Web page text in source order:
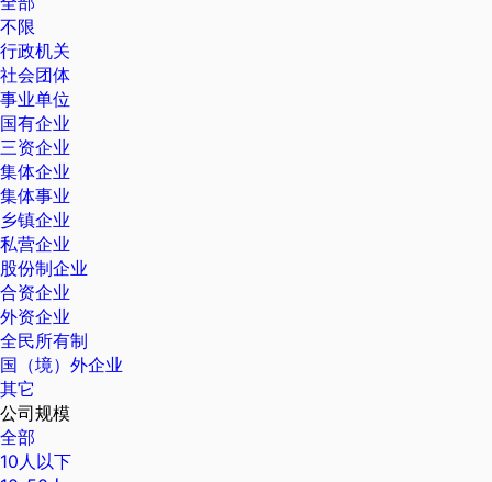
不限
行政机关
社会团体
事业单位
国有企业
三资企业
集体企业
集体事业
乡镇企业
私营企业
股份制企业
合资企业
外资企业
全民所有制
国（境）外企业
其它
公司规模
全部
10人以下